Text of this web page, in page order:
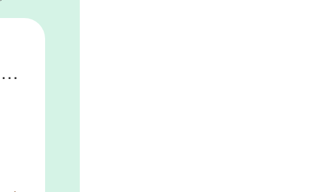
第２３回このゆびと～まれ！フェスタ２０２６参加者募集！